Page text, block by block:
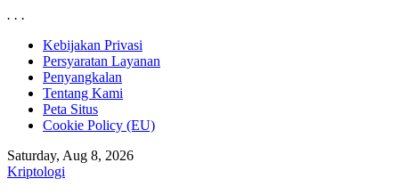
. . .
Skip
content
Kebijakan Privasi
Persyaratan Layanan
Penyangkalan
Tentang Kami
Peta Situs
Cookie Policy (EU)
Saturday, Aug 8, 2026
Kriptologi